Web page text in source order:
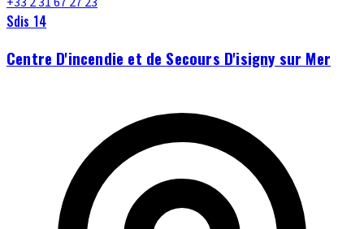
Sdis 14
Centre D'incendie et de Secours D'isigny sur Mer